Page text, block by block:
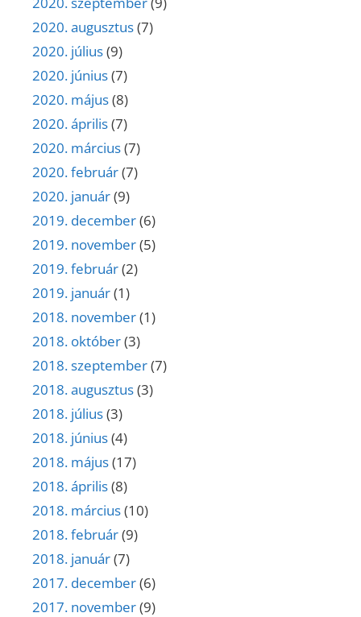
2020. augusztus(7)
2020. július(9)
2020. június(7)
2020. május(8)
2020. április(7)
2020. március(7)
2020. február(7)
2020. január(9)
2019. december(6)
2019. november(5)
2019. február(2)
2019. január(1)
2018. november(1)
2018. október(3)
2018. szeptember(7)
2018. augusztus(3)
2018. július(3)
2018. június(4)
2018. május(17)
2018. április(8)
2018. március(10)
2018. február(9)
2018. január(7)
2017. december(6)
2017. november(9)